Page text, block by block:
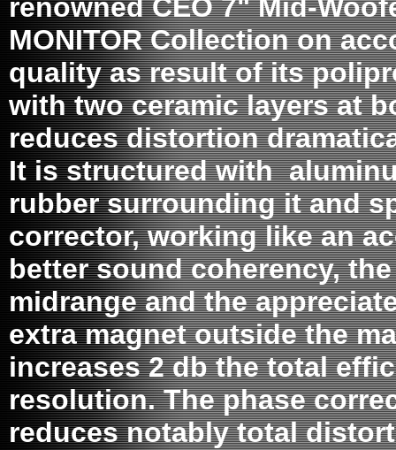
renowned CEO 7" Mid-
MONITOR Collection on
quality as result of its
with two ceramic layers at
reduces distortion
It is structured with
rubber surrounding it and
corrector, working like an
better sound coherency,
midrange and the
extra magnet outside the
increases 2 db the total
resolution. The phase
reduces notably total